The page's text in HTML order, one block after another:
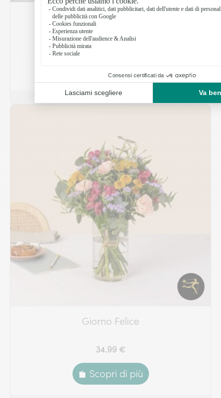
Legame fiorito
Consegna rapida
Giorno Felice
34.99 €
Scopri di più